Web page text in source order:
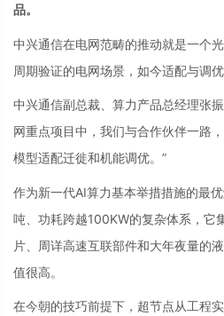
品。
中兴通信在电网范畴的推动就是一个
周期验证的电网场景，如今适配与调优
中兴通信副总裁、算力产品总经理张
网重点项目中，我们与合作伙伴一路
模型适配迁徙和机能调优。”
作为新一代AI算力基本举措措施的最
吨、功耗跨越100KW的复杂体系，它
片、周详高速互联部件和大年夜量的
值很高。
在今朝的技巧前提下，超节点从工程